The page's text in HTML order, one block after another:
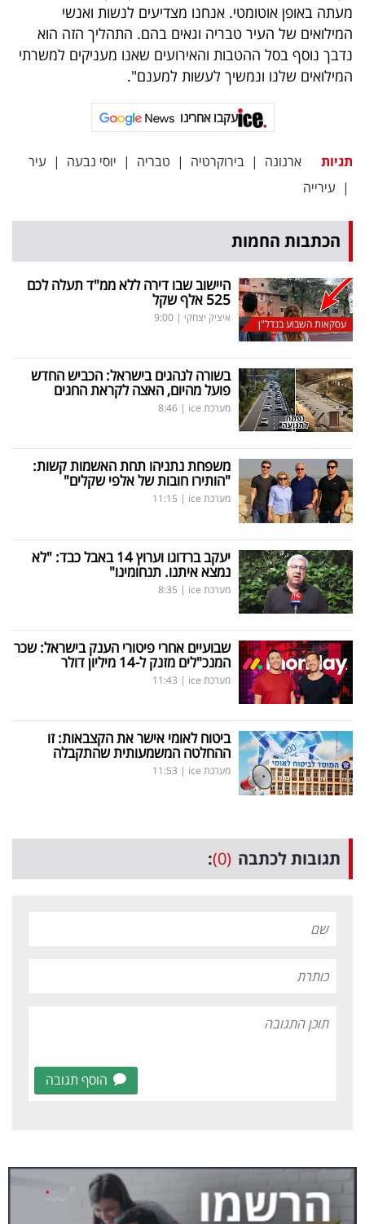
פרסמו
באייס
עקבו
מעתה באופן אוטומטי. אנחנו מצדיעים לנשות ואנשי
המילואים של העיר טבריה וגאים בהם. התהליך הזה הוא
נדבך נוסף בסל ההטבות והאירועים שאנו מעניקים למשרתי
המילואים שלנו ונמשיך לעשות למענם".
עקבו אחרינו
תגיות ארנונה | בירוקרטיה | טבריה | יוסי נבעה | עיר
| עירייה
הכתבות החמות
עסקאות השבוע בנדל"ן
היישוב שבו דירה ללא ממ"ד תעלה לכם
525 אלף שקל
איציק יצחקי |
9:00
בשורה לנהגים בישראל: הכביש החדש
פועל מהיום, האצה לקראת החגים
מערכת ice |
8:46
משפחת נתניהו תחת האשמות קשות:
"הותירו חובות של אלפי שקלים"
מערכת ice |
11:15
יעקב ברדוגו וערוץ 14 באבל כבד: "לא
נמצא איתנו. תנחומינו"
מערכת ice |
8:35
שבועיים אחרי פיטורי הענק בישראל: שכר
המנכ"לים מזנק ל-14 מיליון דולר
מערכת ice |
11:43
ביטוח לאומי אישר את הקצבאות: זו
ההחלטה המשמעותית שהתקבלה
מערכת ice |
11:53
תגובות לכתבה (0)
:
הוסף תגובה